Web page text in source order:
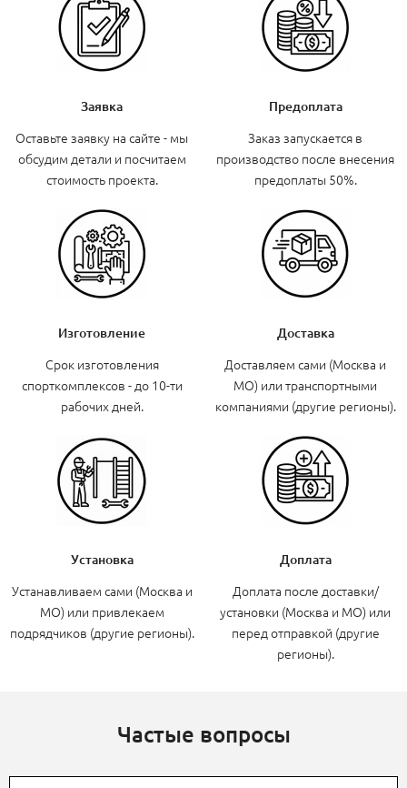
Заявка
Оставьте заявку на сайте - мы
обсудим детали и посчитаем
стоимость проекта.
Предоплата
Заказ запускается в
производство после внесения
предоплаты 50%.
Изготовление
Срок изготовления
спорткомплексов - до 10-ти
рабочих дней.
Доставка
Доставляем сами (Москва и
МО) или транспортными
компаниями (другие регионы).
Установка
Устанавливаем сами (Москва и
МО) или привлекаем
подрядчиков (другие регионы).
Доплата
Доплата после доставки/
установки (Москва и МО) или
перед отправкой (другие
регионы).
Частые вопросы